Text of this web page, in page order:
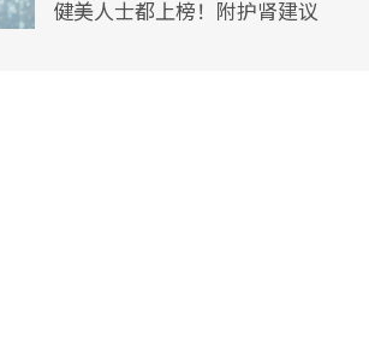
健美人士都上榜！附护肾建议